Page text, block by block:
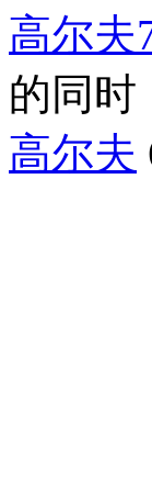
高尔夫
的同时
高尔夫